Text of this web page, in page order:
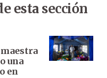
esta sección
una
en